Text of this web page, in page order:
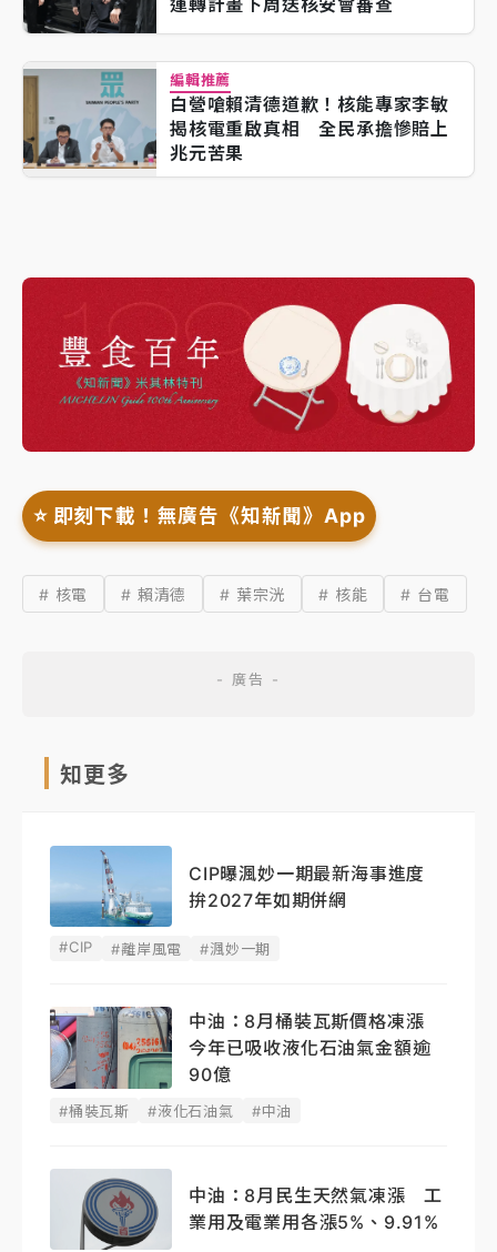
編輯推薦
白營嗆賴清德道歉！核能專家李敏
揭核電重啟真相 全民承擔慘賠上
兆元苦果
⭐️ 即刻下載！無廣告《知新聞》App
# 核電 # 賴清德 # 葉宗洸 # 核能 # 台電
知更多
CIP曝渢妙一期最新海事進度
拚2027年如期併網
#CIP #離岸風電 #渢妙一期
中油：8月桶裝瓦斯價格凍漲
今年已吸收液化石油氣金額逾
90億
#桶裝瓦斯 #液化石油氣 #中油
中油：8月民生天然氣凍漲 工
業用及電業用各漲5%、9.91%